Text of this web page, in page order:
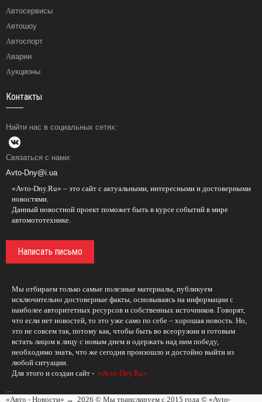
Автосервисы
Автошоу
Автоспорт
Аварии
Аукционы
Контакты
Найти нас в социальных сетях:
Связаться с нами:
Avto-Dny@i.ua
«Avto-Dny.Ru» – это сайт с актуальными, интересными и достоверными
новостями.
Данный новостной проект поможет быть в курсе событий в мире
автомототехнике.
Написать письмо
Мы отбираем только самые полезные материалы, публикуем
исключительно достоверные факты, основываясь на информации с
наиболее авторитетных ресурсов и собственных источников. Говорят,
что если нет новостей, то это уже само по себе – хорошая новость. Но,
это не совсем так, потому как, чтобы быть во всеоружии и готовым
встать лицом к лицу с новым днем и одержать над ним победу,
необходимо знать, что же сегодня произошло и достойно выйти из
любой ситуации.
Для этого и создан сайт - «Avto-Dny.Ru»
...
«Авто - Новости» → 2026 © Мы транслируем с 2015 года © «Avto-